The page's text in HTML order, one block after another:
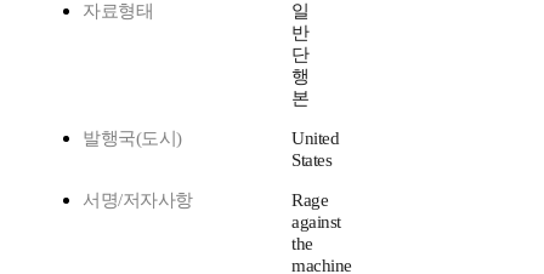
자료형태
일
반
단
행
본
발행국(도시)
United
States
서명/저자사항
Rage
against
the
machine